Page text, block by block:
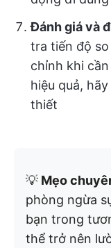
Đánh giá và
tra tiến độ
chỉnh khi
hiệu quả,
thiết
💡 Mẹo
phòng ngừa
bạn trong
thể trở nên